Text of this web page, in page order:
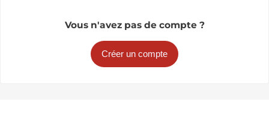
Vous n'avez pas de compte ?
Créer un compte